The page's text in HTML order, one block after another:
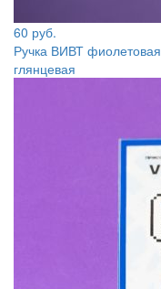
60 руб.
Ручка ВИВТ фиолетовая
глянцевая